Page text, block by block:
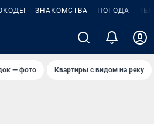
ЗНАКОМСТВА ПОГОДА
— фото Квартиры с видом на реку